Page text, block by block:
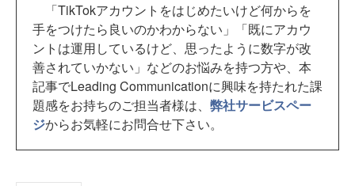
「TikTokアカウントをはじめたいけど何からを
手をつけたら良いのかわからない」「既にアカウ
ントは運用しているけど、思ったように数字が改
善されていかない」などのお悩みを持つ方や、本
記事でLeading Communicationに興味を持たれた課
題感をお持ちのご担当者様は、 弊社サービスペー
ジからお気軽にお問合せ下さい。